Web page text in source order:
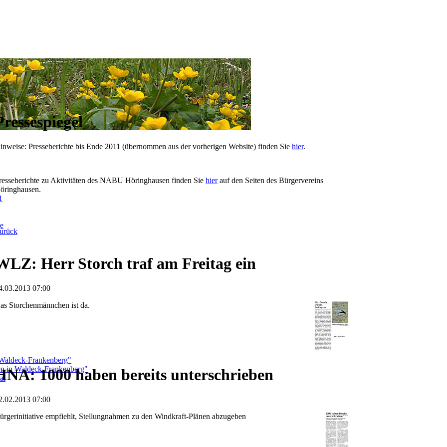
Frankenberg"
in Waldeck-Frankenberg"
Presseberichte bis Ende 2011 (übernommen aus der vorherigen Website) finden Sie hier.
zu Aktivitäten des NABU Höringhausen finden Sie hierauf den Seiten des Bürgervereins
Herr Storch traf am Freitag ein
07:00
Storchenmännchen ist da.
1000 haben bereits unterschrieben
07:00
empfiehlt, Stellungnahmen zu den Windkraft-Plänen abzugeben